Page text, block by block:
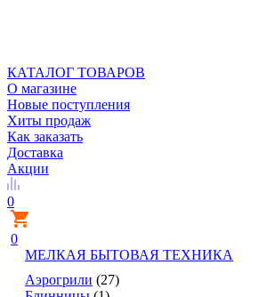
КАТАЛОГ ТОВАРОВ
О магазине
Новые поступления
Хиты продаж
Как заказать
Доставка
Акции
0
0
МЕЛКАЯ БЫТОВАЯ ТЕХНИКА
Аэрогрили (27)